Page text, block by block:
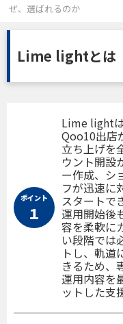
ぜ、選ばれるのか
Lime lightとは
ポイント
１
Lime light
Qoo10出店
立ち上げを
ウント開設
ー作成、シ
フが迅速に
スタートで
運用開始後
容を柔軟に
い段階では
トし、軌道
きるため、
運用内容を
ットした支